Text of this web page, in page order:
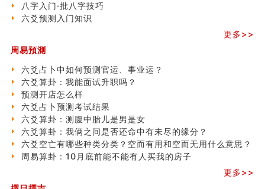
八字入门·批八字技巧
六爻预测入门知识
更多>>
周易預測
六爻占卜中如何预测官运、事业运？
六爻算卦：我能面试升职吗？
预测开店怎么样
六爻占卜预测考试结果
六爻算卦：测腹中胎儿是男是女
六爻算卦：我俩之间是否还命中有未尽的缘分？
六爻空亡有哪些种类分类？空而有用和空而无用什么意思？
周易算卦：10月底前能不能有人买我的房子
更多>>